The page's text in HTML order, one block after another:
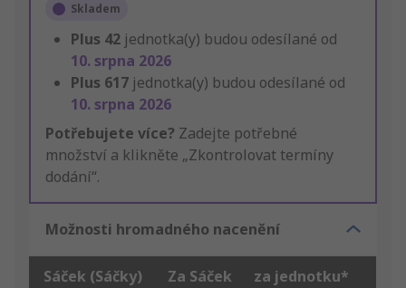
Skladem
Plus 42 jednotka(y) budou odesílané od
10. srpna 2026
Plus 617 jednotka(y) budou odesílané od
10. srpna 2026
Potřebujete více? Zadejte potřebné
množství a klikněte „Zkontrolovat termíny
dodání“.
Možnosti hromadného nacenění
Sáček (Sáčky) Za Sáček za jednotku*